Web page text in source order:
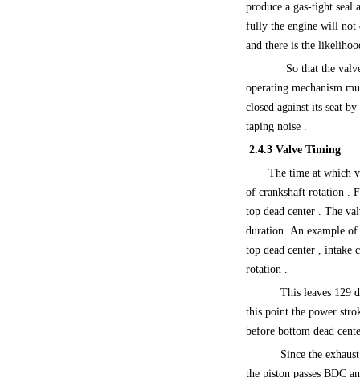
produce a gas-tight seal
fully the engine will not
and there is the
So that the
operating mechanism
closed against its seat
taping noise .
2.4.3 Valve Timing
The time at which
of crankshaft rotation .
top dead center . The
duration .An example
top dead center , intake
rotation .
This leaves 129
this point the power
before bottom dead
Since the
the piston passes BDC